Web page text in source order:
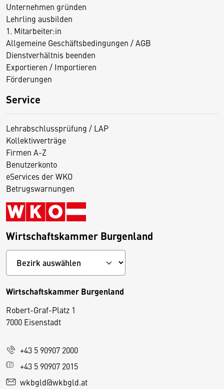
Unternehmen gründen
Lehrling ausbilden
1. Mitarbeiter:in
Allgemeine Geschäftsbedingungen / AGB
Dienstverhältnis beenden
Exportieren / Importieren
Förderungen
Service
Lehrabschlussprüfung / LAP
Kollektivverträge
Firmen A-Z
Benutzerkonto
eServices der WKO
Betrugswarnungen
Wirtschaftskammer Burgenland
Wirtschaftskammer Burgenland
Robert-Graf-Platz 1
7000 Eisenstadt
+43 5 90907 2000
+43 5 90907 2015
wkbgld@wkbgld.at
D
s
e
S